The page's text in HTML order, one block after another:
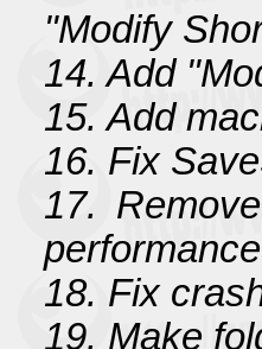
"Modify
14. Add
15. Add
16. Fix
17.
18. Fix
19. Make